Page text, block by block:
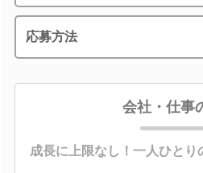
応募方法
会社・仕事
成長に上限なし！一人ひとり